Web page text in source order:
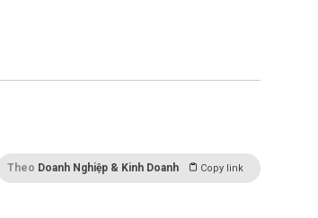
Theo Doanh Nghiệp & Kinh Doanh Copy link